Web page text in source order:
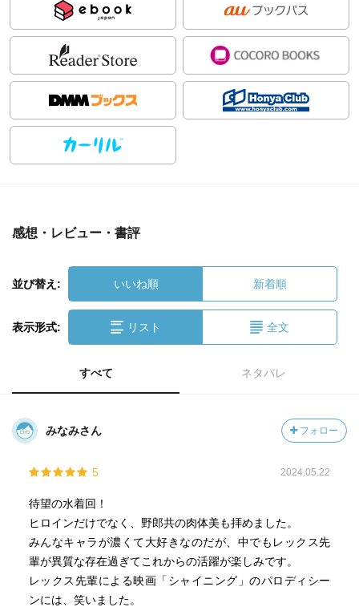
感想・レビュー・書評
並び替え: いいね順 新着順
表示形式: リスト 全文
すべて ネタバレ
みなみさん フォロー
5 2024.05.22
待望の水着回！
ヒロインだけでなく、野郎共の肉体美も拝めました。
みんなキャラが濃くて大好きなのだが、中でもレックス先
輩が異質な存在過ぎてこれからの活躍が楽しみです。
レックス先輩による映画「シャイニング」のパロディシー
ンには、笑いました。